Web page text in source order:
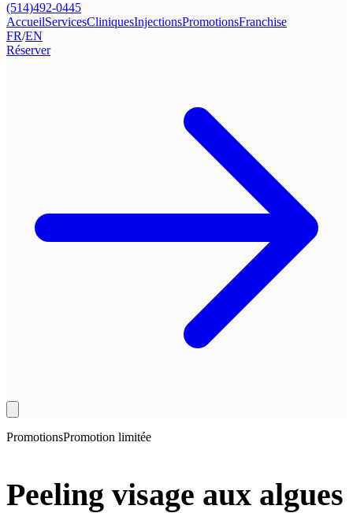
(514)492-0445
AccueilServicesCliniquesInjectionsPromotionsFranchise
FR/EN
Réserver
PromotionsPromotion limitée
Peeling visage aux algues